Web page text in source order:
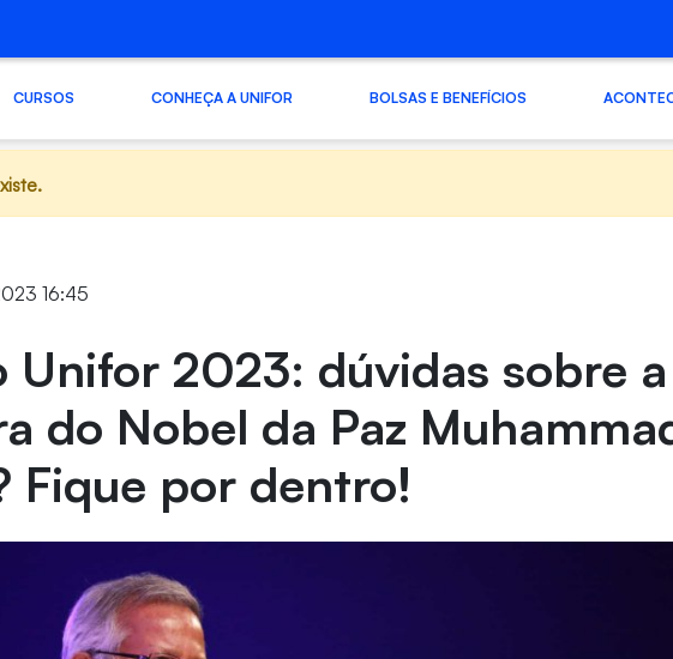
CURSOS CONHEÇA A UNIFOR BOLSAS E BENEFÍCIOS
16:45
Unifor 2023: dúvidas sobre a
do Nobel da Paz
Fique por dentro!